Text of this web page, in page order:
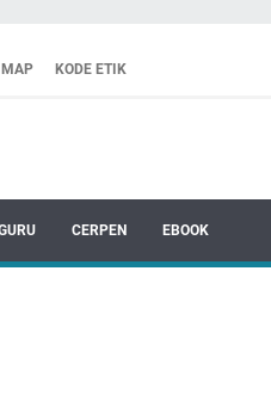
MAP KODE ETIK
CERPEN EBOOK